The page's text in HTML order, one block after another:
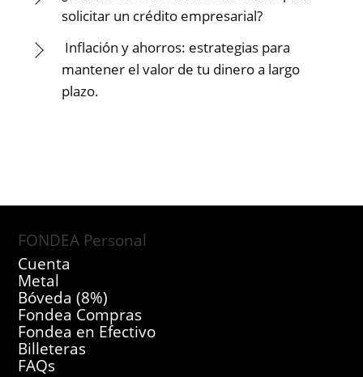
solicitar un crédito empresarial?
Inflación y ahorros: estrategias para
mantener el valor de tu dinero a largo
plazo.
FONDEA Personal
Cuenta
Metal
Bóveda (8%)
Fondea Compras
Fondea en Efectivo
Billeteras
FAQs